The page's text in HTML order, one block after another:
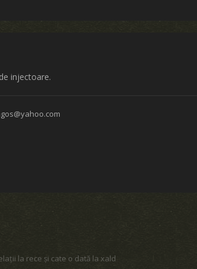
injectoare.
la rece și cate o dată la xald